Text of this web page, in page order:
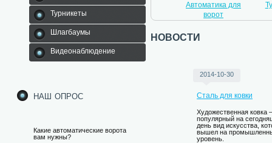
Турникеты
Шлагбаумы
Видеонаблюдение
наш опрос
Какие автоматические ворота
вам нужны?
Шлагбаумы
Автоматические
Автоматика для
ворот
новости
2014-10-30
Сталь для ковки
Художественная ковка
популярный на
день вид искусства,
вышел на
уровень.